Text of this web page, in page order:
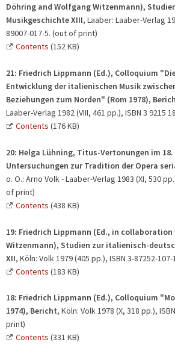
Döhring and Wolfgang Witzenmann),
Musikgeschichte XIII, Laaber: Laaber-Verlag
89007-017-5. (out of print)
Contents (152 KB)
21: Friedrich Lippmann (Ed.), Colloquium
Entwicklung der italienischen Musik
Beziehungen zum Norden" (Rom 1978),
Laaber-Verlag 1982 (VIII, 461 pp.), ISBN 3 9215
Contents (176 KB)
20: Helga Lühning, Titus-Vertonungen im
Untersuchungen zur Tradition der Opera
o. O.: Arno Volk - Laaber-Verlag 1983 (XI, 530
of print)
Contents (438 KB)
19: Friedrich Lippmann (Ed., in
Witzenmann), Studien zur italienisch-
XII, Köln: Volk 1979 (405 pp.), ISBN 3-87252-
Contents (183 KB)
18: Friedrich Lippmann (Ed.), Colloquium
1974), Bericht, Köln: Volk 1978 (X, 318 pp.),
print)
Contents (331 KB)